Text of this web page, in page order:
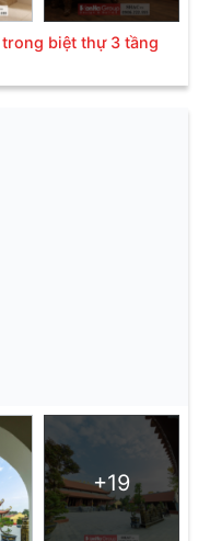
biệt thự 3 tầng
+19